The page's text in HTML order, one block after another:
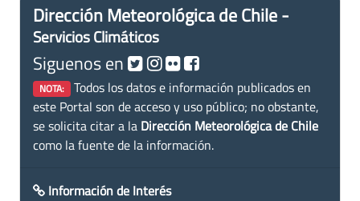
Dirección Meteorológica de Chile -
Servicios Climáticos
Siguenos en
NOTA: Todos los datos e información publicados en
este Portal son de acceso y uso público; no obstante,
se solicita citar a la Dirección Meteorológica de Chile
como la fuente de la información.
Información de Interés